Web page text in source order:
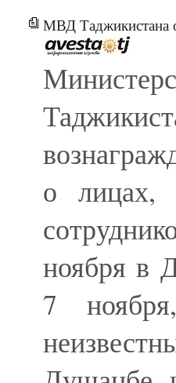
МВД Таджикистана
о лицах,
ноября в
7